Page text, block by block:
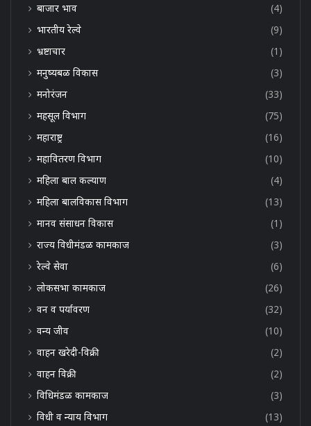
बाजार भाव
(4)
भारतीय रेल्वे
(9)
भ्रष्टाचार
(1)
मनुष्यबळ विकास
(3)
मनोरंजन
(33)
महसूल विभाग
(75)
महाराष्ट्र
(16)
महावितरण विभाग
(10)
महिला बाल कल्याण
(4)
महिला बालविकास विभाग
(13)
मानव संसाधन विकास
(1)
राज्य विधीमंडळ कामकाज
(3)
रेल्वे सेवा
(6)
लोकसभा कामकाज
(26)
वन व पर्यावरण
(32)
वन्य जीव
(10)
वाहन खरेदी-विक्री
(2)
वाहन विक्री
(2)
विधिमंडळ कामकाज
(3)
विधी व न्याय विभाग
(13)